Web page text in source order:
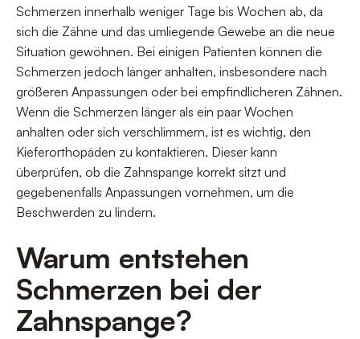
Schmerzen innerhalb weniger Tage bis Wochen ab, da
sich die Zähne und das umliegende Gewebe an die neue
Situation gewöhnen. Bei einigen Patienten können die
Schmerzen jedoch länger anhalten, insbesondere nach
größeren Anpassungen oder bei empfindlicheren Zähnen.
Wenn die Schmerzen länger als ein paar Wochen
anhalten oder sich verschlimmern, ist es wichtig, den
Kieferorthopäden zu kontaktieren. Dieser kann
überprüfen, ob die Zahnspange korrekt sitzt und
gegebenenfalls Anpassungen vornehmen, um die
Beschwerden zu lindern.
Warum entstehen
Schmerzen bei der
Zahnspange?